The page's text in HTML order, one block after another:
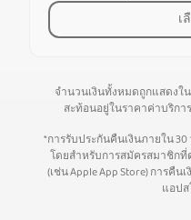
เ
จำนวนเงินทั้งหมดถูกแสดงใ
สะท้อนอยู่ในราคาค่าบริก
*การรับประกันคืนเงินภายใน
โดยสำหรับการสมัครสมาชิก
(เช่น Apple App Store) การคื
แอป